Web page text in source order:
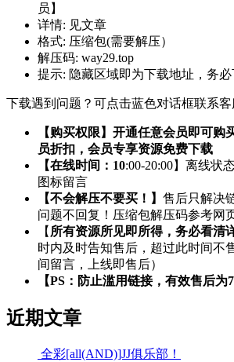
员】
详情: 见文章
格式: 压缩包(需要解压）
解压码: way29.top
提示: 隐藏区域即为下载地址，务
下载遇到问题？可点击蓝色对话框联系客
【购买权限】开通任意会员即可购
员折扣，会员专享资源免费下载
【在线时间：10:00-20:00】离线状
图标留言
【不会解压不要买！】 售后只解决
问题不回复！压缩包解压码参考网
【 所有资源所见即所得，务必看清
时内及时告知售后，超过此时间不
间留言，上线即售后）
【PS：防止滥用链接，有效售后为
近期文章
全彩[all(AND)]JJ俱乐部！